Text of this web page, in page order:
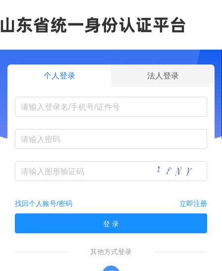
个人登录 法人登录
找回个人账号/密码 立即注册
登 录
其他方式登录